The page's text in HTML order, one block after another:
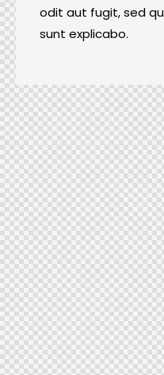
odit aut fugit, sed
sunt explicabo.